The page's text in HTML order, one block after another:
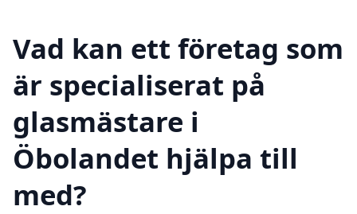
Vad kan ett företag som
är specialiserat på
glasmästare i
Öbolandet hjälpa till
med?